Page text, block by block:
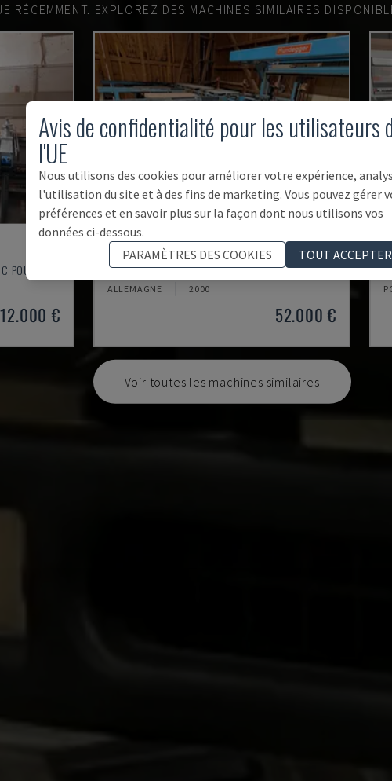
RÉCEMMENT. EXPLOREZ DES MACHINES SIMILAIRES
POUR BOIS
12.000 €
K2-A
HUNDEGGER - CENTRE D'USINAGE CNC POUR BOIS
ALLEMAGNE 2000
52.000 €
Voir toutes les machines similaires
Avis de confidentialité pour les utilisateurs
l'UE
Nous utilisons des cookies pour améliorer votre expérience,
l'utilisation du site et à des fins de marketing. Vous pouvez gérer
préférences et en savoir plus sur la façon dont nous utilisons vos
données ci-dessous.
PARAMÈTRES DES COOKIES
TOUT ACCEPTER